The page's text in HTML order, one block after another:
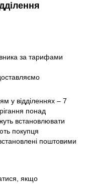
за тарифами
у відділеннях – 7
понад
встановлювати
покупця
поштовими
якщо